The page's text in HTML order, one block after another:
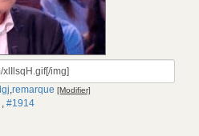
lgj,remarque [Modifier]
, #1914